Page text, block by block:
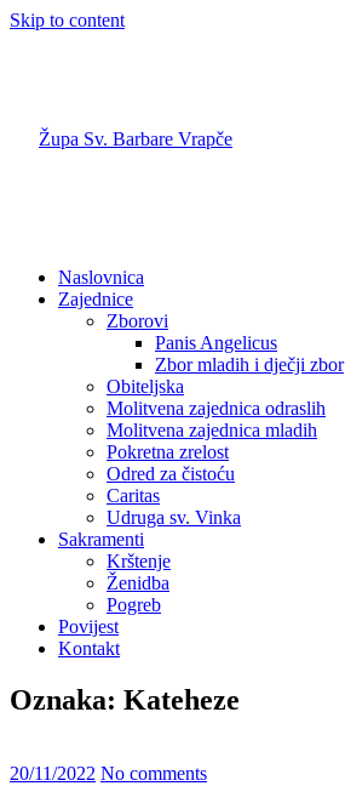
Skip to content
Župa Sv. Barbare Vrapče
Naslovnica
Zajednice
Zborovi
Panis Angelicus
Zbor mladih i dječji zbor
Obiteljska
Molitvena zajednica odraslih
Molitvena zajednica mladih
Pokretna zrelost
Odred za čistoću
Caritas
Udruga sv. Vinka
Sakramenti
Krštenje
Ženidba
Pogreb
Povijest
Kontakt
Oznaka: Kateheze
20/11/2022 No comments